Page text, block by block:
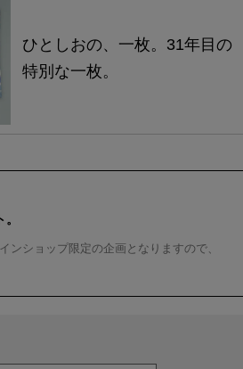
ひとしおの、一枚。31年目の
特別な一枚。
ショップ限定の企画となりますので、